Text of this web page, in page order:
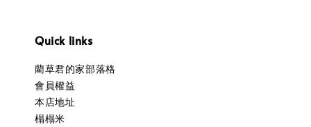
Quick links
藺草君的家部落格
會員權益
本店地址
榻榻米